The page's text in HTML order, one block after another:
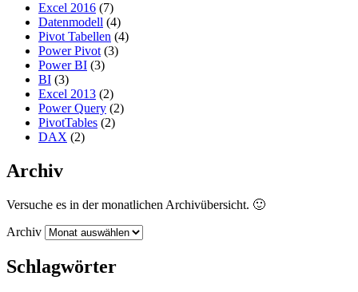
Excel 2016 (7)
Datenmodell (4)
Pivot Tabellen (4)
Power Pivot (3)
Power BI (3)
BI (3)
Excel 2013 (2)
Power Query (2)
PivotTables (2)
DAX (2)
Archiv
Versuche es in der monatlichen Archivübersicht. 🙂
Archiv
Schlagwörter